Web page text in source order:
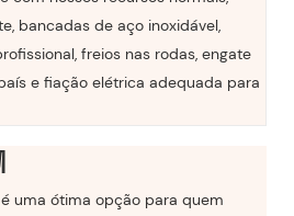
bancadas de aço inoxidável,
freios nas rodas, engate
e fiação elétrica adequada para
uma ótima opção para quem